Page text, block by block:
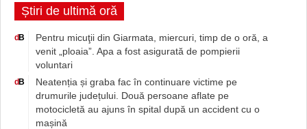
Știri de ultimă oră
dB
Pentru micuţii din Giarmata, miercuri, timp de o oră, a
venit „ploaia”. Apa a fost asigurată de pompierii
voluntari
dB
Neatenția și graba fac în continuare victime pe
drumurile județului. Două persoane aflate pe
motocicletă au ajuns în spital după un accident cu o
mașină